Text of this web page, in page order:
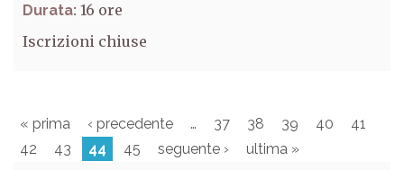
Durata: 16
Iscrizioni chiuse
« prima ‹ precedente … 37 38 39 40
41
42
43 44 45 seguente ›
ultima »